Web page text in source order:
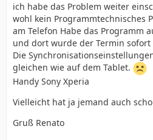
ich habe das Problem weiter
wohl kein Programmtechnisches
am Telefon Habe das Programm
und dort wurde der Termin
Die
gleichen wie auf dem Tablet.
Handy Sony Xperia
Vielleicht hat ja jemand auch
Gruß Renato